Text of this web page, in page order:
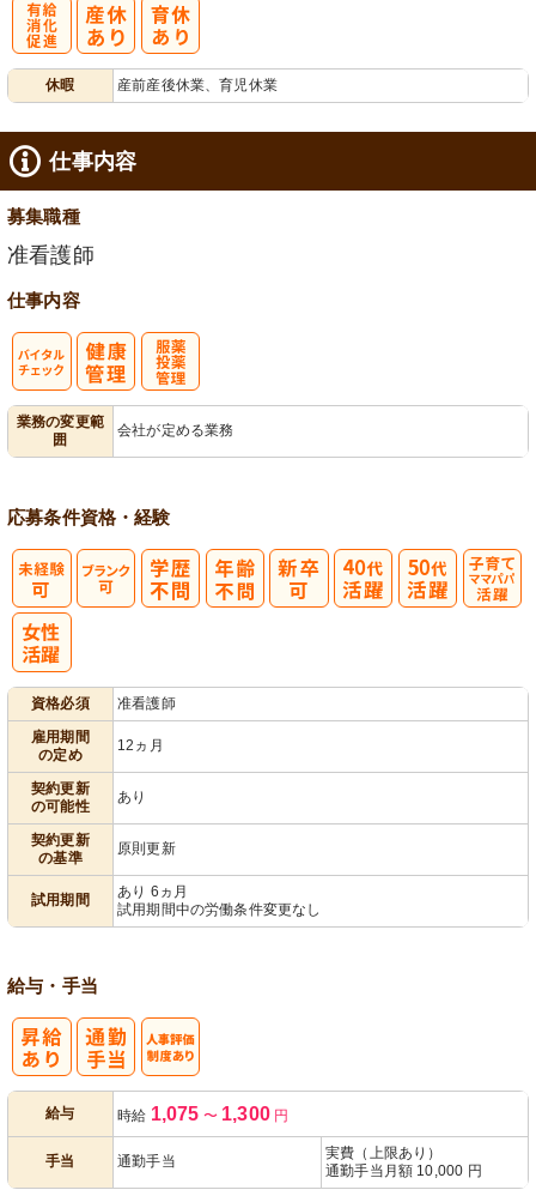
休暇 産前産後休業、育児休業
仕事内容
募集職種
准看護師
仕事内容
業務の変更範
囲
会社が定める業務
応募条件資格・経験
資格必須
准看護師
雇用期間
の定め
12ヵ月
契約更新
の可能性
あり
契約更新
の基準
原則更新
試用期間
あり 6ヵ月
試用期間中の労働条件変更なし
給与・手当
給与 時給 1,075 〜 1,300円
手当 通勤手当
実費（上限あり）
通勤手当月額 10,000 円